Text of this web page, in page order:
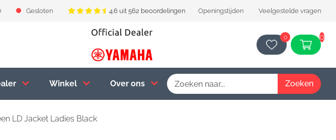
Gesloten 4.6 uit 562 beoordelingen Openingstijden Veelgestelde vragen
0 0
Winkel Over ons
LD Jacket Ladies Black